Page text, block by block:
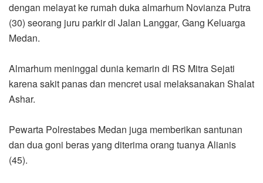
dengan melayat ke rumah duka almarhum Novianza Putra
(30) seorang juru parkir di Jalan Langgar, Gang Keluarga
Medan.
Almarhum meninggal dunia kemarin di RS Mitra Sejati
karena sakit panas dan mencret usai melaksanakan Shalat
Ashar.
Pewarta Polrestabes Medan juga memberikan santunan
dan dua goni beras yang diterima orang tuanya Alianis
(45).